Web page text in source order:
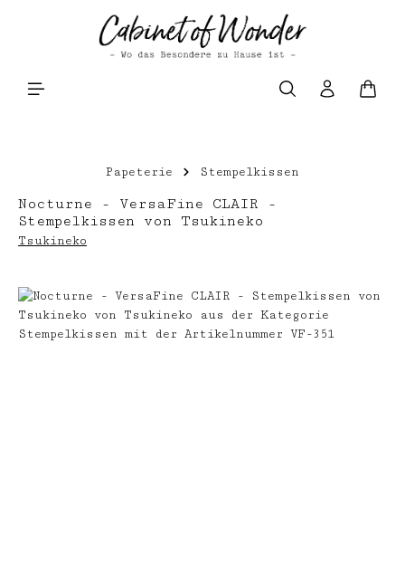
Zum Hauptinhalt springen
Papeterie Stempelkissen
Nocturne - VersaFine CLAIR -
Stempelkissen von Tsukineko
Tsukineko
Bildergalerie überspringen